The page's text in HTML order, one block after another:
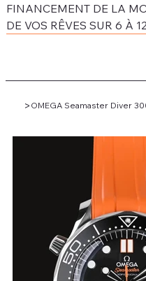
FINANCEMENT DE LA
DE VOS RÊVES SUR 6 À
> OMEGA Seamaster Diver